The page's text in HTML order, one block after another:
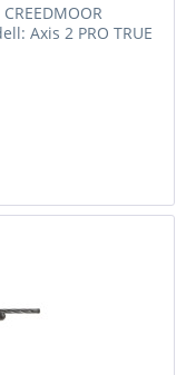
Axis 2 PRO TRUE